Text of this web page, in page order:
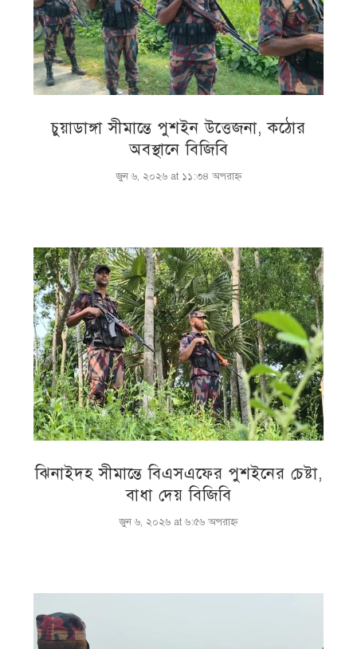
চুয়াডাঙ্গা সীমান্তে পুশইন উত্তেজনা, কঠোর
অবস্থানে বিজিবি
জুন ৬, ২০২৬ at ১১:৩৪ অপরাহ্ণ
ঝিনাইদহ সীমান্তে বিএসএফের পুশইনের চেষ্টা,
বাধা দেয় বিজিবি
জুন ৬, ২০২৬ at ৬:৫৬ অপরাহ্ণ